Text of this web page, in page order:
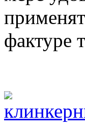
фактуре